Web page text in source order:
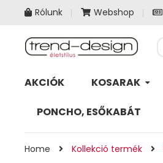
Rólunk Webshop
AKCIÓK KOSARAK
PONCHO, ESŐKABÁT
Home Kollekció termék